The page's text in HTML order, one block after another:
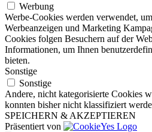
Werbung
Werbe-Cookies werden verwendet,
Werbeanzeigen und Marketing
Cookies folgen Besuchern auf der
Informationen, um Ihnen
bieten.
Sonstige
Sonstige
Andere, nicht kategorisierte Cookies
konnten bisher nicht klassifiziert
SPEICHERN & AKZEPTIEREN
Präsentiert von